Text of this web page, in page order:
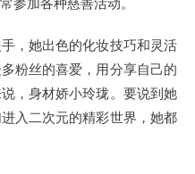
，她出色的化妆技巧和灵活
粉丝的喜爱，用分享自己的
，身材娇小玲珑。要说到她
入二次元的精彩世界，她都